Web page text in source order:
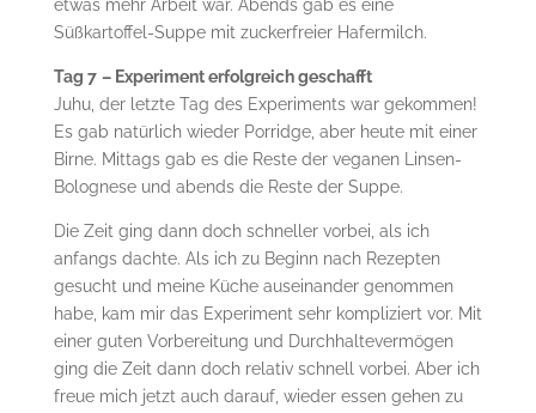
etwas mehr Arbeit war. Abends gab es eine
Süßkartoffel-Suppe mit zuckerfreier Hafermilch.
Tag 7 – Experiment erfolgreich geschafft
Juhu, der letzte Tag des Experiments war gekommen!
Es gab natürlich wieder Porridge, aber heute mit einer
Birne. Mittags gab es die Reste der veganen Linsen-
Bolognese und abends die Reste der Suppe.
Die Zeit ging dann doch schneller vorbei, als ich
anfangs dachte. Als ich zu Beginn nach Rezepten
gesucht und meine Küche auseinander genommen
habe, kam mir das Experiment sehr kompliziert vor. Mit
einer guten Vorbereitung und Durchhaltevermögen
ging die Zeit dann doch relativ schnell vorbei. Aber ich
freue mich jetzt auch darauf, wieder essen gehen zu